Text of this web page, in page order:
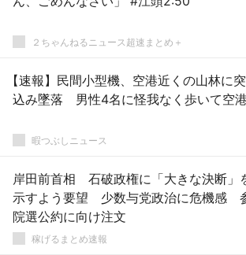
２ちゃんねるニュース超速まとめ＋
【速報】民間小型機、空港近くの山林に
込み墜落 男性4名に怪我なく歩いて空
暇つぶしニュース
岸田前首相 石破政権に「大きな決断」
示すよう要望 少数与党政治に危機感
院選公約に向け注文
稼げるまとめ速報